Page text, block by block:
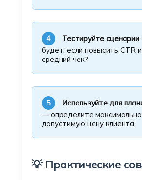
4 Тестируйте сценарии
будет, если повысить CTR
средний чек?
5
Используйте для
— определите максимально
допустимую цену клиента
💡 Практические